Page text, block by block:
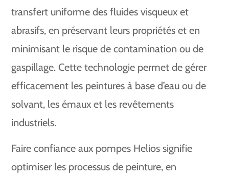
transfert uniforme des fluides visqueux et
abrasifs, en préservant leurs propriétés et en
minimisant le risque de contamination ou de
gaspillage. Cette technologie permet de gérer
efficacement les peintures à base d’eau ou de
solvant, les émaux et les revêtements
industriels.
Faire confiance aux pompes Helios signifie
optimiser les processus de peinture, en